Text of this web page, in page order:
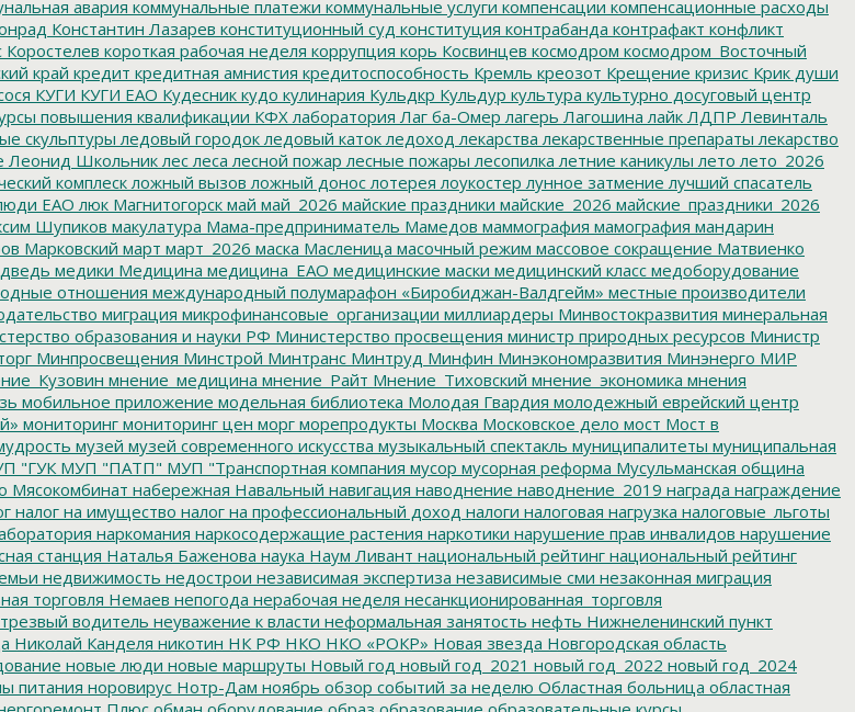
авария коммунальные платежи коммунальные услуги компенсации компенсационные расходы
Константин Лазарев конституционный суд конституция контрабанда контрафакт конфликт
Коростелев короткая рабочая неделя коррупция корь Косвинцев космодром космодром_Восточный
край кредит кредитная амнистия кредитоспособность Кремль креозот Крещение кризис Крик души
КУГИ КУГИ ЕАО Кудесник кудо кулинария Кульдкр Кульдур культура культурно досуговый центр
повышения квалификации КФХ лаборатория Лаг ба-Омер лагерь Лагошина лайк ЛДПР Левинталь
скульптуры ледовый городок ледовый каток ледоход лекарства лекарственные препараты лекарство
Леонид Школьник лес леса лесной пожар лесные пожары лесопилка летние каникулы лето лето_2026
комплеск ложный вызов ложный донос лотерея лоукостер лунное затмение лучший спасатель
ЕАО люк Магнитогорск май май_2026 майские праздники майские_2026 майские_праздники_2026
Шупиков макулатура Мама-предприниматель Мамедов маммография мамография мандарин
Марковский март март_2026 маска Масленица масочный режим массовое сокращение Матвиенко
медики Медицина медицина_ЕАО медицинские маски медицинский класс медоборудование
отношения международный полумарафон «Биробиджан-Валдгейм» местные производители
миграция микрофинансовые_организации миллиардеры Минвостокразвития минеральная
образования и науки РФ Министерство просвещения министр природных ресурсов Министр
Минпросвещения Минстрой Минтранс Минтруд Минфин Минэкономразвития Минэнерго МИР
мнение_медицина мнение_Райт Мнение_Тиховский мнение_экономика мнения
мобильное приложение модельная библиотека Молодая Гвардия молодежный еврейский центр
мониторинг мониторинг цен морг морепродукты Москва Московское дело мост Мост в
музей музей современного искусства музыкальный спектакль муниципалитеты муниципальная
"ГУК МУП "ПАТП" МУП "Транспортная компания мусор мусорная реформа Мусульманская община
Мясокомбинат набережная Навальный навигация наводнение наводнение_2019 награда награждение
налог на имущество налог на профессиональный доход налоги налоговая нагрузка налоговые_льготы
наркомания наркосодержащие растения наркотики нарушение прав инвалидов нарушение
станция Наталья Баженова наука Наум Ливант национальный рейтинг национальный рейтинг
недвижимость недострои независимая экспертиза независимые сми незаконная миграция
торговля Немаев непогода нерабочая неделя несанкционированная_торговля
водитель неуважение к власти неформальная занятость нефть Нижнеленинский пункт
Николай Канделя никотин НК РФ НКО НКО «РОКР» Новая звезда Новгородская область
новые люди новые маршруты Новый год новый год_2021 новый год_2022 новый год_2024
питания норовирус Нотр-Дам ноябрь обзор событий за неделю Областная больница областная